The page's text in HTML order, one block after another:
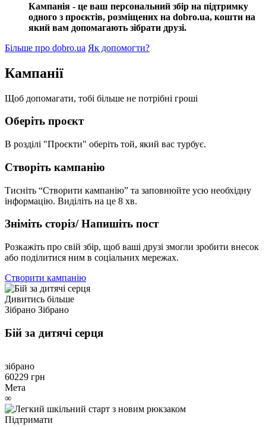
Кампанія - це ваш персональний збір на підтримку
одного з проєктів, розміщених на dobro.ua, кошти на
який вам допомагають зібрати друзі.
Більше про dobro.ua Як допомогти?
Кампанії
Щоб допомагати, тобі більше не потрібні гроші
Оберіть проєкт
В розділі "Проєкти" оберіть той, який вас турбує.
Створіть кампанію
Тисніть “Створити кампанію” та заповнюйте усю необхідну
інформацію. Виділіть на це 8 хв.
Зніміть сторіз/ Напишіть пост
Розкажіть про свій збір, щоб ваші друзі змогли зробити внесок
або поділитися ним в соціальних мережах.
Створити кампанію
Дивитись більше
Зібрано Зібрано
Бій за дитячі серця
зібрано
60229 грн
Мета
∞
Підтримати